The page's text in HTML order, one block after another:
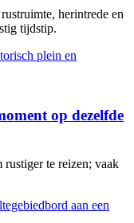
herintrede en
tijdstip.
op dezelfde
rustiger te reizen; vaak